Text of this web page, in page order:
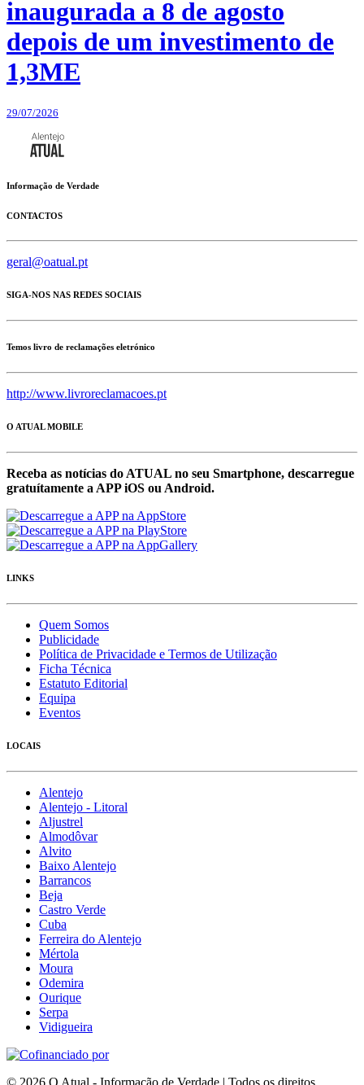
inaugurada a 8 de agosto
depois de um investimento de
1,3ME
29/07/2026
Informação de Verdade
CONTACTOS
geral@oatual.pt
SIGA-NOS NAS REDES SOCIAIS
Temos livro de reclamações eletrónico
http://www.livroreclamacoes.pt
O ATUAL MOBILE
Receba as notícias do ATUAL no seu Smartphone, descarregue
gratuítamente a APP iOS ou Android.
LINKS
Quem Somos
Publicidade
Política de Privacidade e Termos de Utilização
Ficha Técnica
Estatuto Editorial
Equipa
Eventos
LOCAIS
Alentejo
Alentejo - Litoral
Aljustrel
Almodôvar
Alvito
Baixo Alentejo
Barrancos
Beja
Castro Verde
Cuba
Ferreira do Alentejo
Mértola
Moura
Odemira
Ourique
Serpa
Vidigueira